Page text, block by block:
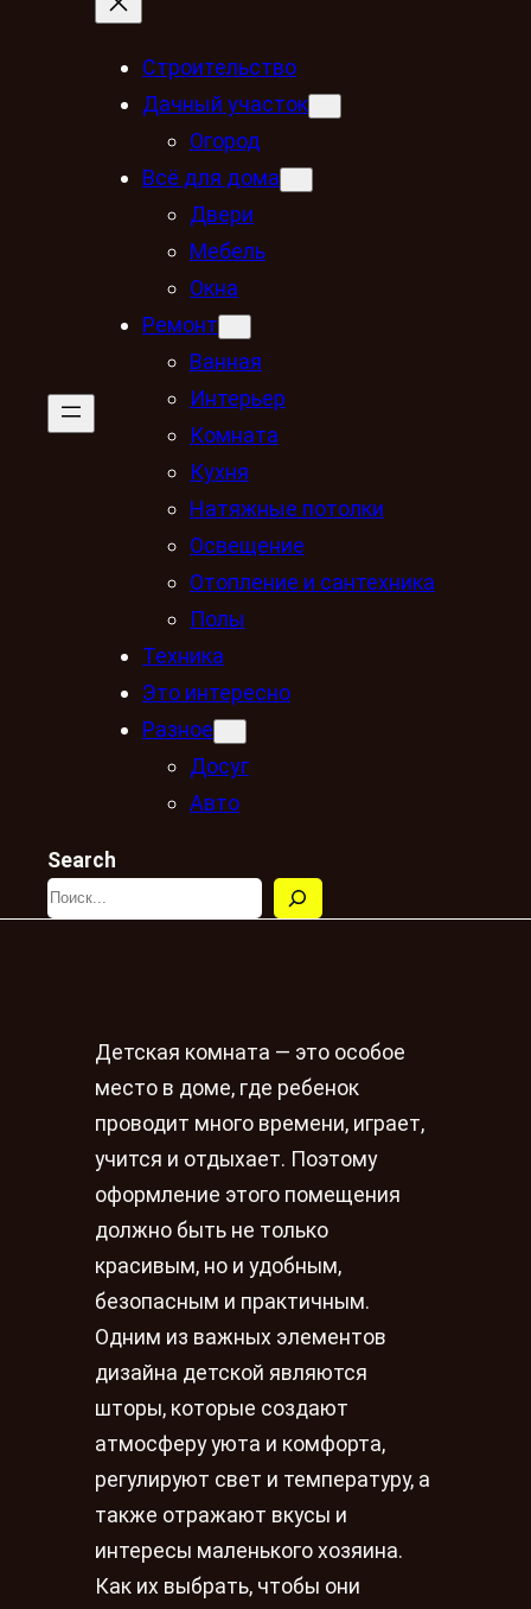
Строительство
Дачный участок
Огород
Всё для дома
Двери
Мебель
Окна
Ремонт
Ванная
Интерьер
Комната
Кухня
Натяжные потолки
Освещение
Отопление и сантехника
Полы
Техника
Это интересно
Разное
Досуг
Авто
Search
Детская комната — это особое
место в доме, где ребенок
проводит много времени, играет,
учится и отдыхает. Поэтому
оформление этого помещения
должно быть не только
красивым, но и удобным,
безопасным и практичным.
Одним из важных элементов
дизайна детской являются
шторы, которые создают
атмосферу уюта и комфорта,
регулируют свет и температуру, а
также отражают вкусы и
интересы маленького хозяина.
Как их выбрать, чтобы они